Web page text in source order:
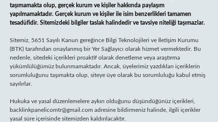
taşımamakta olup, gerçek kurum ve kişiler hakkında paylaşım
yapılmamaktadır. Gerçek kurum ve kişiler ile isim benzerlikleri tamamen
tesadüfidir. Sitemizdeki bilgiler taslak halindedir ve tavsiye niteliği taşımazlar.
Sitemiz, 5651 Sayılı Kanun gereğince Bilgi Teknolojileri ve İletişim Kurumu
(BTK) tarafından onaylanmış bir Yer Sağlayıcı olarak hizmet vermektedir. Bu
nedenle, sitedeki içerikleri proaktif olarak denetleme veya araştırma
yükümlülüğümüz bulunmamaktadır. Ancak, üyelerimiz yazdıkları içeriklerin
sorumluluğunu taşımakta olup, siteye üye olarak bu sorumluluğu kabul etmiş
sayılırlar.
Hukuka ve yasal düzenlemelere aykırı olduğunu düşündüğünüz içerikleri,
backlinkpanelicomtr@gmail.com adresine bildirmeniz halinde, ilgili içerikler
yasal süre içerisinde sitemizden kaldırılacaktır.